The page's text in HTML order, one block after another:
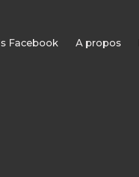
Facebook A propos